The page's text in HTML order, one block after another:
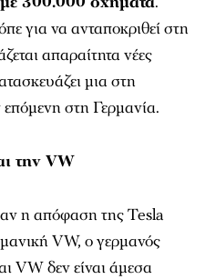
για να ανταποκριθεί στη
απαραίτητα νέες
μια στη
στη Γερμανία.
την VW
η απόφαση της Tesla
VW, ο γερμανός
VW δεν είναι άμεσα